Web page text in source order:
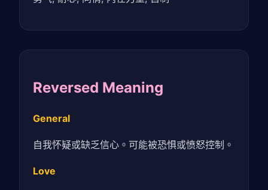
Reversed Meaning
General
自我怀疑或缺乏信心。可能被恐惧或愤怒控制。
Love